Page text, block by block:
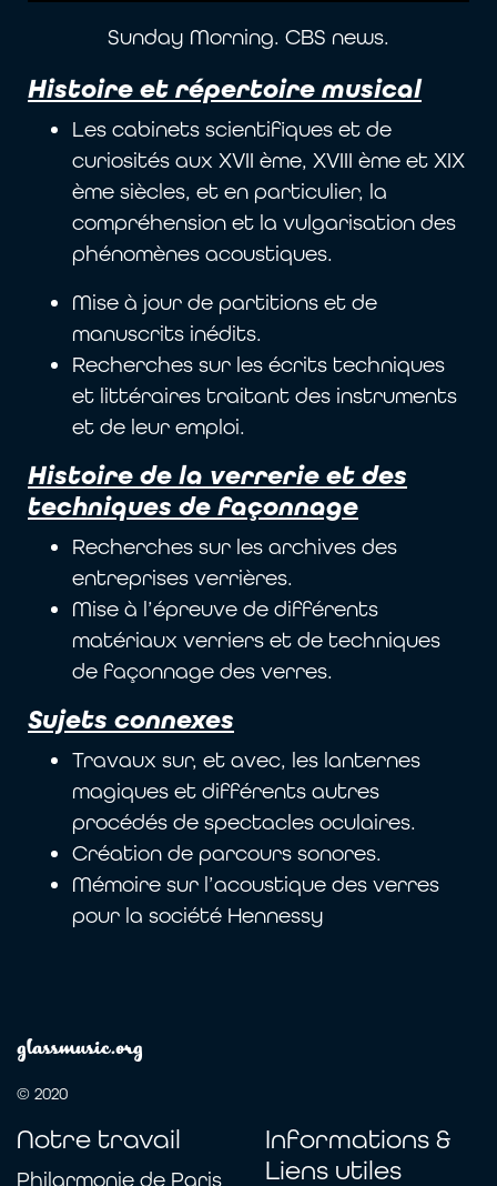
Sunday Morning. CBS news.
Histoire et répertoire musical
Les cabinets scientifiques et de
curiosités aux XVII ème, XVIII ème et XIX
ème siècles, et en particulier, la
compréhension et la vulgarisation des
phénomènes acoustiques.
Mise à jour de partitions et de
manuscrits inédits.
Recherches sur les écrits techniques
et littéraires traitant des instruments
et de leur emploi.
Histoire de la verrerie et des
techniques de façonnage
Recherches sur les archives des
entreprises verrières.
Mise à l’épreuve de différents
matériaux verriers et de techniques
de façonnage des verres.
Sujets connexes
Travaux sur, et avec, les lanternes
magiques et différents autres
procédés de spectacles oculaires.
Création de parcours sonores.
Mémoire sur l’acoustique des verres
pour la société Hennessy
glassmusic.org
© 2020
Notre travail
Philarmonie de Paris
Informations &
Liens utiles